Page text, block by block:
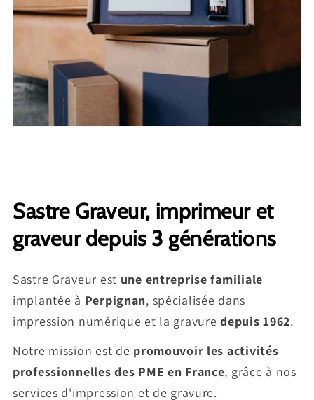
Sastre Graveur, imprimeur et
graveur depuis 3 générations
Sastre Graveur est une entreprise familiale
implantée à Perpignan, spécialisée dans
impression numérique et la gravuredepuis 1962.
Notre mission est de promouvoir les activités
professionnelles des PME en France, grâce à nos
services d'impression et de gravure.